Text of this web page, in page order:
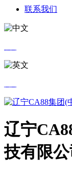
联系我们
辽宁
技有限公